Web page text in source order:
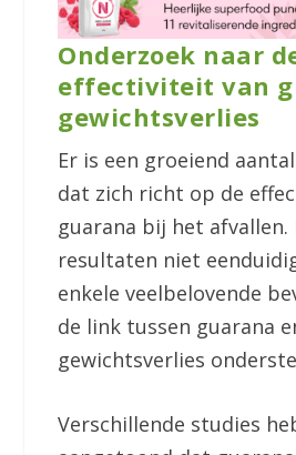
Onderzoek naar
effectiviteit van
gewichtsverlies
Er is een groeiend
dat zich richt op de
guarana bij het afvallen.
resultaten niet
enkele veelbelovende
de link tussen guarana
gewichtsverlies
Verschillende studies